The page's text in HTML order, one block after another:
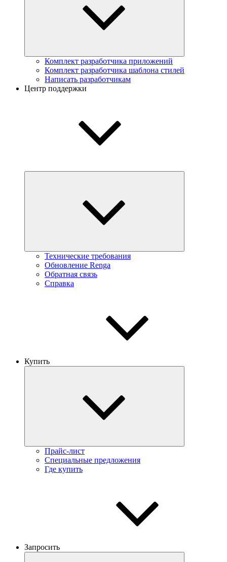
Комплект разработчика приложений
Комплект разработчика шаблона стилей
Написать разработчикам
Центр поддержки
Технические требования
Обновление Renga
Обратная связь
Справка
Купить
Прайс-лист
Специальные предложения
Где купить
Запросить